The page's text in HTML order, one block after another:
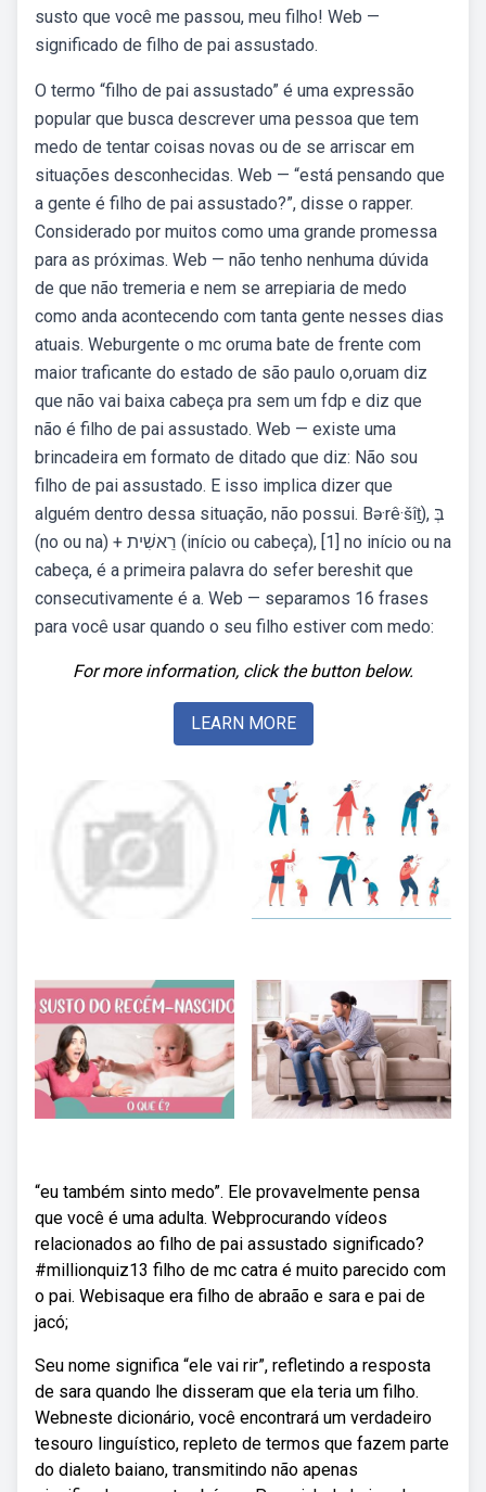
susto que você me passou, meu filho! Web —
significado de filho de pai assustado.
O termo “filho de pai assustado” é uma expressão
popular que busca descrever uma pessoa que tem
medo de tentar coisas novas ou de se arriscar em
situações desconhecidas. Web — “está pensando que
a gente é filho de pai assustado?”, disse o rapper.
Considerado por muitos como uma grande promessa
para as próximas. Web — não tenho nenhuma dúvida
de que não tremeria e nem se arrepiaria de medo
como anda acontecendo com tanta gente nesses dias
atuais. Weburgente o mc oruma bate de frente com
maior traficante do estado de são paulo o,oruam diz
que não vai baixa cabeça pra sem um fdp e diz que
não é filho de pai assustado. Web — existe uma
brincadeira em formato de ditado que diz: Não sou
filho de pai assustado. E isso implica dizer que
alguém dentro dessa situação, não possui. Bə·rê·šîṯ), בְּ
(no ou na) + רֵאשִׁית (início ou cabeça), [1] no início ou na
cabeça, é a primeira palavra do sefer bereshit que
consecutivamente é a. Web — separamos 16 frases
para você usar quando o seu filho estiver com medo:
For more information, click the button below.
LEARN MORE
“eu também sinto medo”. Ele provavelmente pensa
que você é uma adulta. Webprocurando vídeos
relacionados ao filho de pai assustado significado?
#millionquiz13 filho de mc catra é muito parecido com
o pai. Webisaque era filho de abraão e sara e pai de
jacó;
Seu nome significa “ele vai rir”, refletindo a resposta
de sara quando lhe disseram que ela teria um filho.
Webneste dicionário, você encontrará um verdadeiro
tesouro linguístico, repleto de termos que fazem parte
do dialeto baiano, transmitindo não apenas